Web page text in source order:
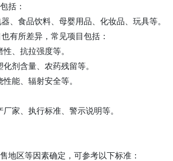
括：
、食品饮料、母婴用品、化妆品、玩具等。
有所差异，常见项目包括：
、抗拉强度等。
剂含量、农药残留等。
能、辐射安全等。
家、执行标准、警示说明等。
地区等因素确定，可参考以下标准：